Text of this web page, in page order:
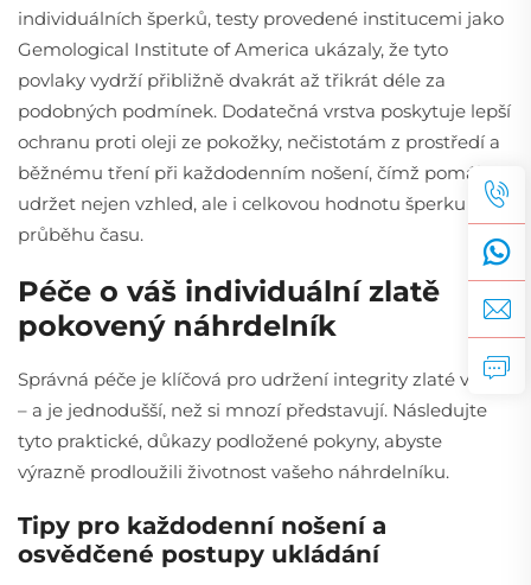
individuálních šperků, testy provedené institucemi jako
Gemological Institute of America ukázaly, že tyto
povlaky vydrží přibližně dvakrát až třikrát déle za
podobných podmínek. Dodatečná vrstva poskytuje lepší
ochranu proti oleji ze pokožky, nečistotám z prostředí a
běžnému tření při každodenním nošení, čímž pomáhá
udržet nejen vzhled, ale i celkovou hodnotu šperku v
průběhu času.
Péče o váš individuální zlatě
pokovený náhrdelník
Správná péče je klíčová pro udržení integrity zlaté vrstvy
– a je jednodušší, než si mnozí představují. Následujte
tyto praktické, důkazy podložené pokyny, abyste
výrazně prodloužili životnost vašeho náhrdelníku.
Tipy pro každodenní nošení a
osvědčené postupy ukládání